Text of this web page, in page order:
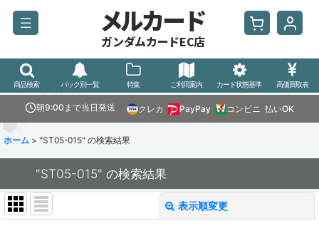
メルカード
ガンダムカードEC店
商品検索 パック別一覧 特集 ご利用案内 カード状態基準 高価買取表
朝9:00まで当日発送 クレカ PayPay コンビニ 払いOK
ホーム > "ST05-015" の検索結果
"ST05-015" の検索結果
表示順変更